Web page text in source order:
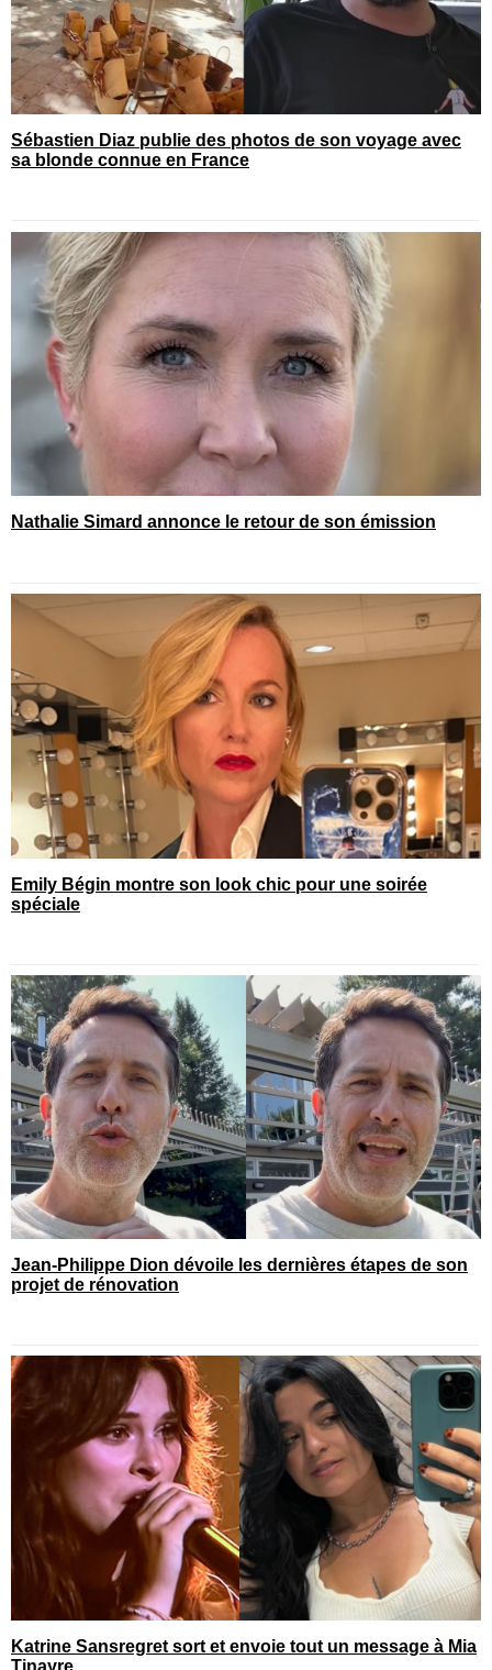
Sébastien Diaz publie des photos de son voyage avec
sa blonde connue en France
Nathalie Simard annonce le retour de son émission
Emily Bégin montre son look chic pour une soirée
spéciale
Jean-Philippe Dion dévoile les dernières étapes de son
projet de rénovation
Katrine Sansregret sort et envoie tout un message à Mia